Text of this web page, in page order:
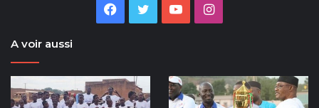
Facebook
Twitter YouTubeInstagram
A voir aussi